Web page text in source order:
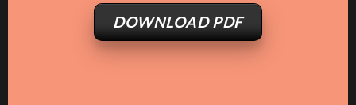
DOWNLOAD PDF